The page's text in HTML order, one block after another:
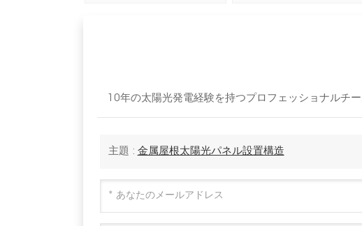
10年の太陽光発電経験を持つプロフェッショナルチー
主題 : 金属屋根太陽光パネル設置構造